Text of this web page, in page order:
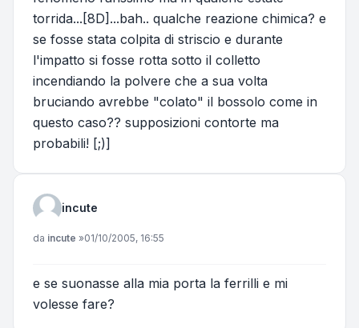
torrida...[8D]...bah.. qualche reazione chimica? e
se fosse stata colpita di striscio e durante
l'impatto si fosse rotta sotto il colletto
incendiando la polvere che a sua volta
bruciando avrebbe "colato" il bossolo come in
questo caso?? supposizioni contorte ma
probabili! [;)]
incute
Messaggio
da incute »01/10/2005, 16:55
e se suonasse alla mia porta la ferrilli e mi
volesse fare?